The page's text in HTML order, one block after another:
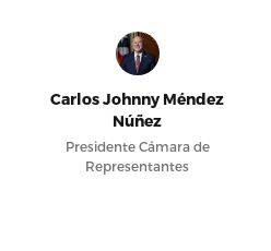
Carlos Johnny Méndez
Núñez
Presidente Cámara de
Representantes